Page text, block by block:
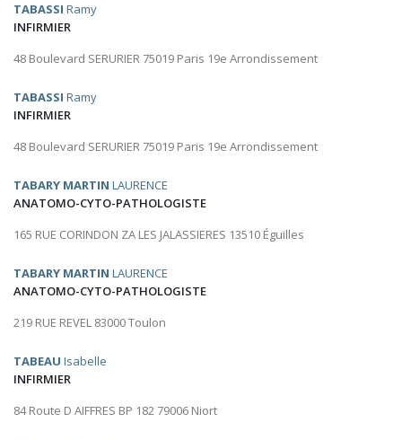
TABASSI Ramy
INFIRMIER
48 Boulevard SERURIER 75019 Paris 19e Arrondissement
TABASSI Ramy
INFIRMIER
48 Boulevard SERURIER 75019 Paris 19e Arrondissement
TABARY MARTIN LAURENCE
ANATOMO-CYTO-PATHOLOGISTE
165 RUE CORINDON ZA LES JALASSIERES 13510 Éguilles
TABARY MARTIN LAURENCE
ANATOMO-CYTO-PATHOLOGISTE
219 RUE REVEL 83000 Toulon
TABEAU Isabelle
INFIRMIER
84 Route D AIFFRES BP 182 79006 Niort